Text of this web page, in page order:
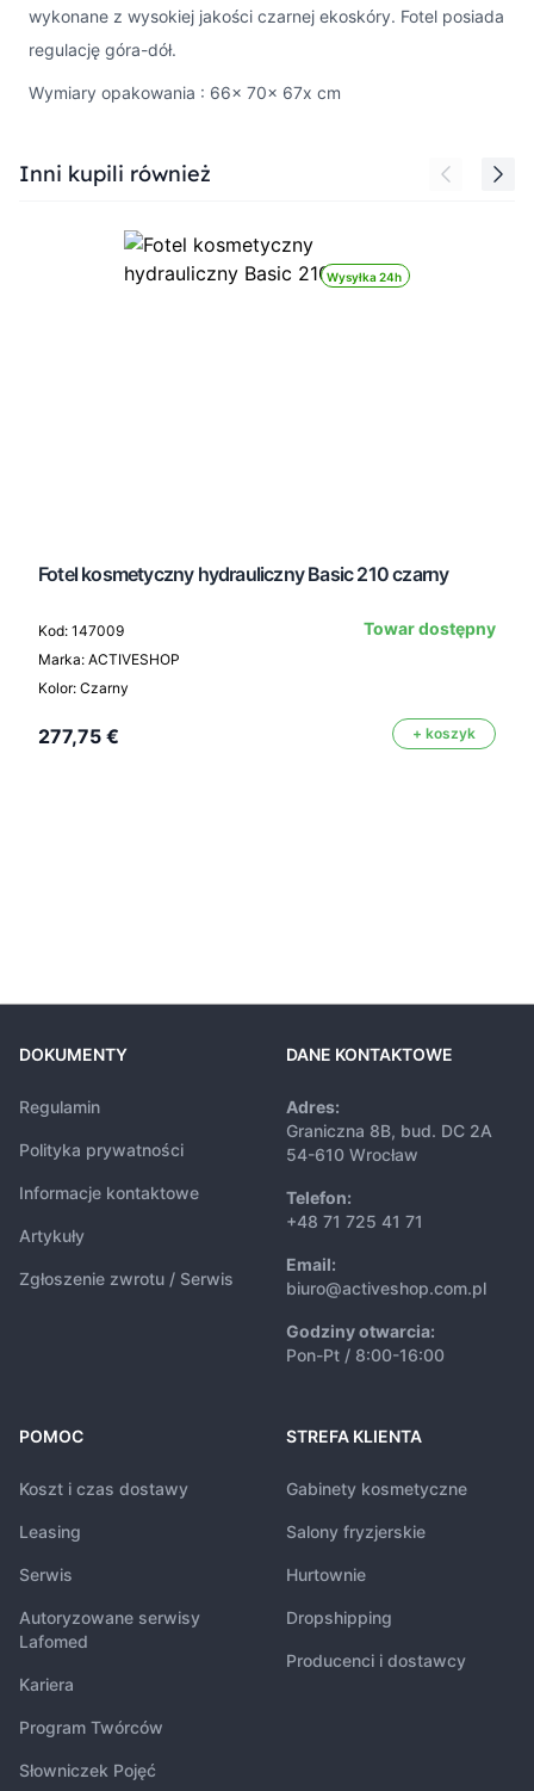
wykonane z wysokiej jakości czarnej ekoskóry. Fotel posiada
regulację góra-dół.
Wymiary opakowania : 66x 70x 67x cm
Press to skip carousel
Inni kupili również
Wysyłka 24h
Fotel kosmetyczny hydrauliczny Basic 210 czarny
Kod: 147009
Marka: ACTIVESHOP
Kolor: Czarny
Towar dostępny
277,75 € + koszyk
DOKUMENTY
Regulamin
Polityka prywatności
Informacje kontaktowe
Artykuły
Zgłoszenie zwrotu / Serwis
DANE KONTAKTOWE
Adres:
Graniczna 8B, bud. DC 2A
54-610 Wrocław
Telefon:
+48 71 725 41 71
Email:
biuro@activeshop.com.pl
Godziny otwarcia:
Pon-Pt / 8:00-16:00
POMOC
Koszt i czas dostawy
Leasing
Serwis
Autoryzowane serwisy
Lafomed
Kariera
Program Twórców
Słowniczek Pojęć
STREFA KLIENTA
Gabinety kosmetyczne
Salony fryzjerskie
Hurtownie
Dropshipping
Producenci i dostawcy